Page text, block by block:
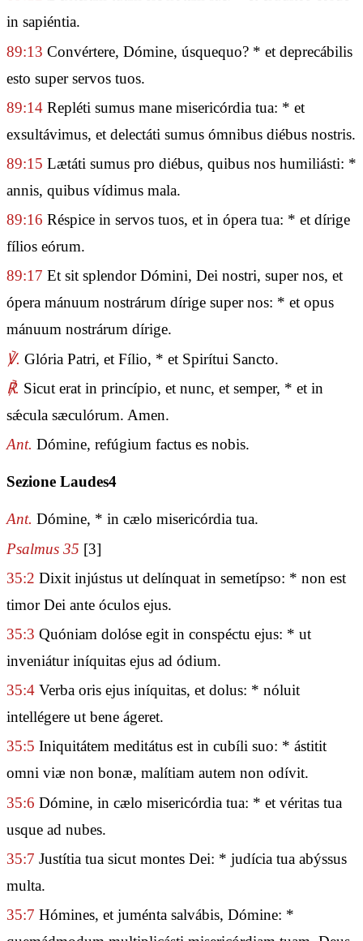
in sapiéntia.
89:13 Convértere, Dómine, úsquequo? * et deprecábilis
esto super servos tuos.
89:14 Repléti sumus mane misericórdia tua: * et
exsultávimus, et delectáti sumus ómnibus diébus nostris.
89:15 Lætáti sumus pro diébus, quibus nos humiliásti: *
annis, quibus vídimus mala.
89:16 Réspice in servos tuos, et in ópera tua: * et dírige
fílios eórum.
89:17 Et sit splendor Dómini, Dei nostri, super nos, et
ópera mánuum nostrárum dírige super nos: * et opus
mánuum nostrárum dírige.
℣. Glória Patri, et Fílio, * et Spirítui Sancto.
℟. Sicut erat in princípio, et nunc, et semper, * et in
sǽcula sæculórum. Amen.
Ant. Dómine, refúgium factus es nobis.
Sezione Laudes4
Ant. Dómine, * in cælo misericórdia tua.
Psalmus 35 [3]
35:2 Dixit injústus ut delínquat in semetípso: * non est
timor Dei ante óculos ejus.
35:3 Quóniam dolóse egit in conspéctu ejus: * ut
inveniátur iníquitas ejus ad ódium.
35:4 Verba oris ejus iníquitas, et dolus: * nóluit
intellégere ut bene ágeret.
35:5 Iniquitátem meditátus est in cubíli suo: * ástitit
omni viæ non bonæ, malítiam autem non odívit.
35:6 Dómine, in cælo misericórdia tua: * et véritas tua
usque ad nubes.
35:7 Justítia tua sicut montes Dei: * judícia tua abýssus
multa.
35:7 Hómines, et juménta salvábis, Dómine: *